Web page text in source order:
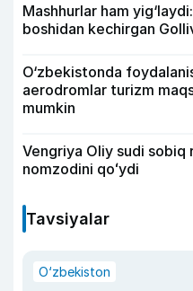
Mashhurlar ham
boshidan kechirgan
O‘zbekistonda
aerodromlar turizm
mumkin
Vengriya Oliy sudi
nomzodini qoʻydi
Tavsiyalar
O‘zbekiston